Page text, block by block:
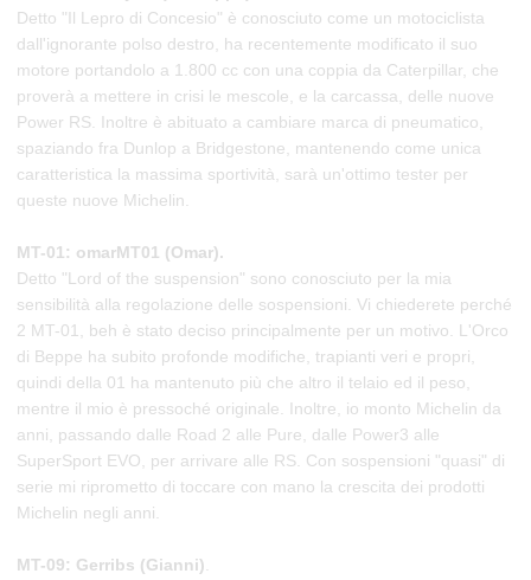
Detto "Il Lepro di Concesio" è conosciuto come un motociclista
dall'ignorante polso destro, ha recentemente modificato il suo
motore portandolo a 1.800 cc con una coppia da Caterpillar, che
proverà a mettere in crisi le mescole, e la carcassa, delle nuove
Power RS. Inoltre è abituato a cambiare marca di pneumatico,
spaziando fra Dunlop a Bridgestone, mantenendo come unica
caratteristica la massima sportività, sarà un'ottimo tester per
queste nuove Michelin.
MT-01: omarMT01 (Omar).
Detto "Lord of the suspension" sono conosciuto per la mia
sensibilità alla regolazione delle sospensioni. Vi chiederete perché
2 MT-01, beh è stato deciso principalmente per un motivo. L'Orco
di Beppe ha subito profonde modifiche, trapianti veri e propri,
quindi della 01 ha mantenuto più che altro il telaio ed il peso,
mentre il mio è pressoché originale. Inoltre, io monto Michelin da
anni, passando dalle Road 2 alle Pure, dalle Power3 alle
SuperSport EVO, per arrivare alle RS. Con sospensioni "quasi" di
serie mi riprometto di toccare con mano la crescita dei prodotti
Michelin negli anni.
MT-09: Gerribs (Gianni).